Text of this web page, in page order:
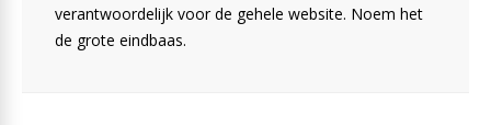
verantwoordelijk voor de gehele website. Noem het
de grote eindbaas.